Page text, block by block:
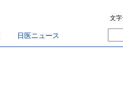
日医ニュース
文